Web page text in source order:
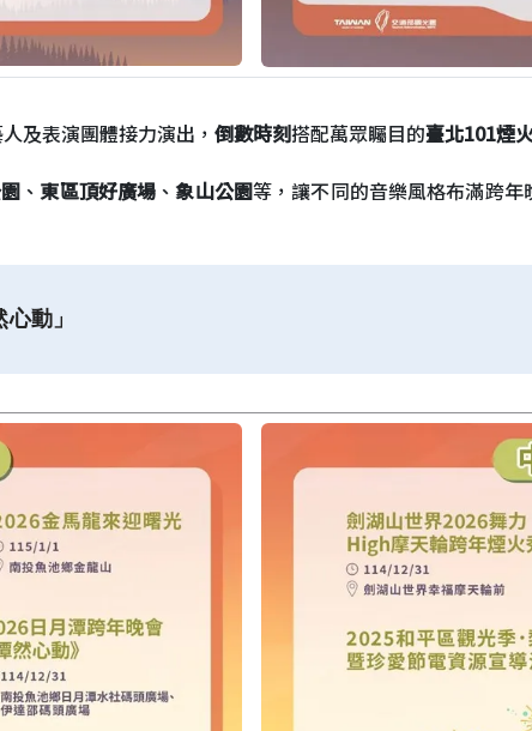
及表演團體接力演出， 倒數時刻搭配萬眾矚目的臺北101煙
、東區頂好廣場 、象山公園等，讓不同的音樂風格布滿跨
動」